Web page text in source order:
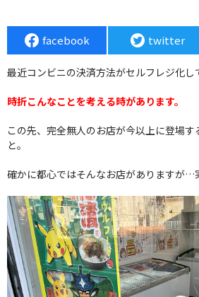
facebook twitter
最近コンビニの決済方法がセルフレジ化し
時折こんなことを考える時があります。
この先、完全無人のお店が今以上に登場す
と。
確かに都心ではそんなお店がありますが…